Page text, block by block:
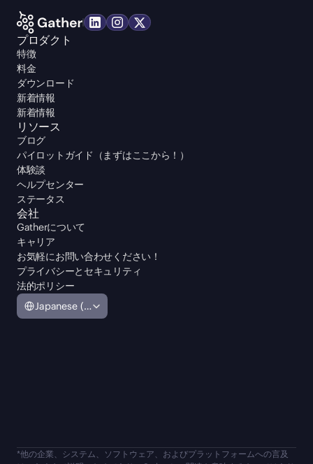
プロダクト
特徴
料金
ダウンロード
新着情報
新着情報
リソース
ブログ
パイロットガイド（まずはここから！）
体験談
ヘルプセンター
ステータス
会社
Gatherについて
キャリア
お気軽にお問い合わせください！
プライバシーとセキュリティ
法的ポリシー
Select Language
Japanese (Japan)
*他の企業、システム、ソフトウェア、およびプラットフォームへの言及